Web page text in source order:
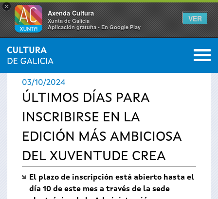
×
Axenda Cultura
Xunta de Galicia
Aplicación gratuíta - En Google Play
VER
Se
encuentra
usted
aquí
INICIO › ACTUALIDAD 0
03/10/2024
ÚLTIMOS DÍAS PARA
INSCRIBIRSE EN LA
EDICIÓN MÁS AMBICIOSA
DEL XUVENTUDE CREA
El plazo de inscripción está abierto hasta el
día 10 de este mes a través de la sede